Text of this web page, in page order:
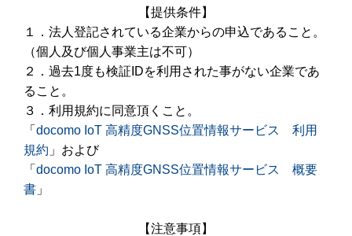
【提供条件】
１．法人登記されている企業からの申込であること。
（個人及び個人事業主は不可）
２．過去1度も検証IDを利用された事がない企業であ
ること。
３．利用規約に同意頂くこと。
「docomo IoT 高精度GNSS位置情報サービス 利用
規約 」および
「docomo IoT 高精度GNSS位置情報サービス 概要
書 」
【注意事項】